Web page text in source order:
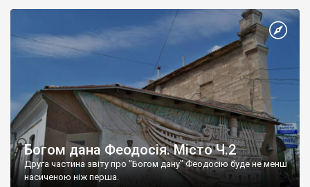
Богом дана Феодосія. Місто Ч.2
Друга частина звіту про "Богом дану" Феодосію буде не менш
насиченою ніж перша.